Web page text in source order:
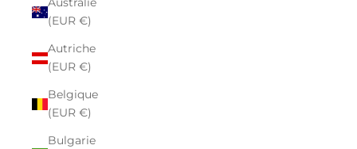
(EUR €)
Autriche
(EUR €)
Belgique
(EUR €)
Bulgarie